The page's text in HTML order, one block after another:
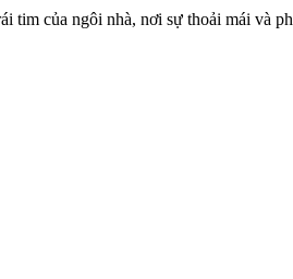
tim của ngôi nhà, nơi sự thoải mái và